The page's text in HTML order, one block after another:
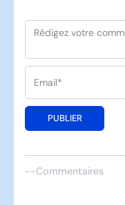
PUBLIER
--Commentaires